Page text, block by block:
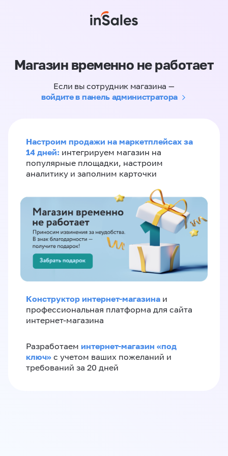
Магазин временно не работает
Если вы сотрудник магазина —
войдите в панель администратора
Настроим продажи на маркетплейсах за
14 дней: интегрируем магазин на
популярные площадки, настроим
аналитику и заполним карточки
Конструктор интернет-магазина и
профессиональная платформа для сайта
интернет-магазина
Разработаем интернет-магазин «‎под
ключ»‎ с учетом ваших пожеланий и
требований за 20 дней